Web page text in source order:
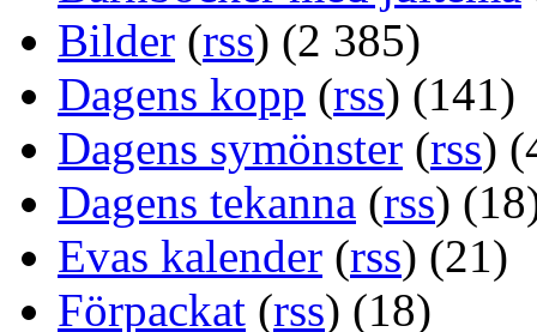
Bilder (rss) (2 385)
Dagens kopp (rss) (141)
Dagens symönster (rss)
Dagens tekanna (rss)
Evas kalender (rss) (21)
Förpackat (rss) (18)